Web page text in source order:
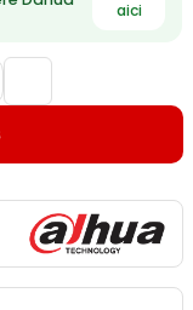
aici